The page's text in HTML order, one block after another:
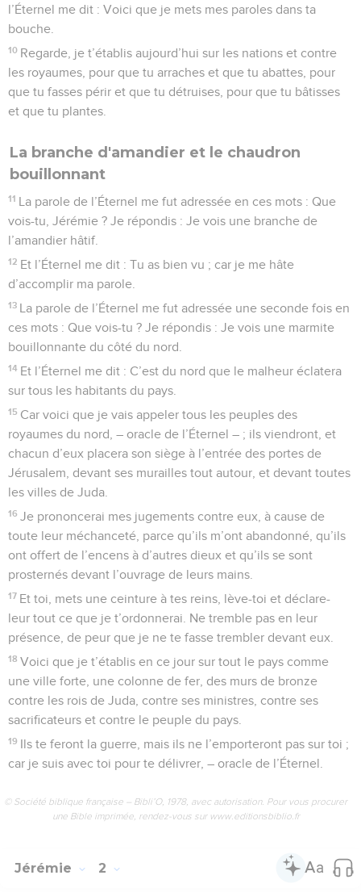
l’Éternel me dit : Voici que je mets mes paroles dans ta
bouche.
10 Regarde, je t’établis aujourd’hui sur les nations et contre
les royaumes, pour que tu arraches et que tu abattes, pour
que tu fasses périr et que tu détruises, pour que tu bâtisses
et que tu plantes.
La branche d'amandier et le chaudron
bouillonnant
11 La parole de l’Éternel me fut adressée en ces mots : Que
vois-tu, Jérémie ? Je répondis : Je vois une branche de
l’amandier hâtif.
12 Et l’Éternel me dit : Tu as bien vu ; car je me hâte
d’accomplir ma parole.
13 La parole de l’Éternel me fut adressée une seconde fois en
ces mots : Que vois-tu ? Je répondis : Je vois une marmite
bouillonnante du côté du nord.
14 Et l’Éternel me dit : C’est du nord que le malheur éclatera
sur tous les habitants du pays.
15 Car voici que je vais appeler tous les peuples des
royaumes du nord, – oracle de l’Éternel – ; ils viendront, et
chacun d’eux placera son siège à l’entrée des portes de
Jérusalem, devant ses murailles tout autour, et devant toutes
les villes de Juda.
16 Je prononcerai mes jugements contre eux, à cause de
toute leur méchanceté, parce qu’ils m’ont abandonné, qu’ils
ont offert de l’encens à d’autres dieux et qu’ils se sont
prosternés devant l’ouvrage de leurs mains.
17 Et toi, mets une ceinture à tes reins, lève-toi et déclare-
leur tout ce que je t’ordonnerai. Ne tremble pas en leur
présence, de peur que je ne te fasse trembler devant eux.
18 Voici que je t’établis en ce jour sur tout le pays comme
une ville forte, une colonne de fer, des murs de bronze
contre les rois de Juda, contre ses ministres, contre ses
sacrificateurs et contre le peuple du pays.
19 Ils te feront la guerre, mais ils ne l’emporteront pas sur toi ;
car je suis avec toi pour te délivrer, – oracle de l’Éternel.
© Société biblique française – Bibli’O, 1978, avec autorisation. Pour vous procurer
une Bible imprimée, rendez-vous sur www.editionsbiblio.fr
Jérémie 2